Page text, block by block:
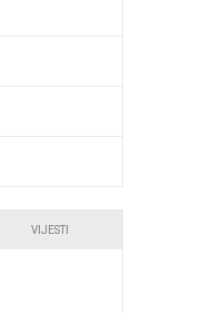
VIJESTI